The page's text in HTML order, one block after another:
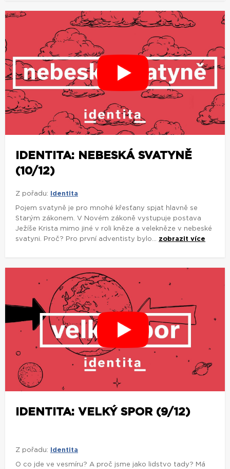
IDENTITA: NEBESKÁ SVATYNĚ
(10/12)
Z pořadu: Identita
Pojem svatyně je pro mnohé křesťany spjat hlavně se
Starým zákonem. V Novém zákoně vystupuje postava
Ježíše Krista mimo jiné v roli kněze a velekněze v nebeské
svatyni. Proč? Pro první adventisty bylo... zobrazit více
IDENTITA: VELKÝ SPOR (9/12)
Z pořadu: Identita
O co jde ve vesmíru? A proč jsme jako lidstvo tady? Má